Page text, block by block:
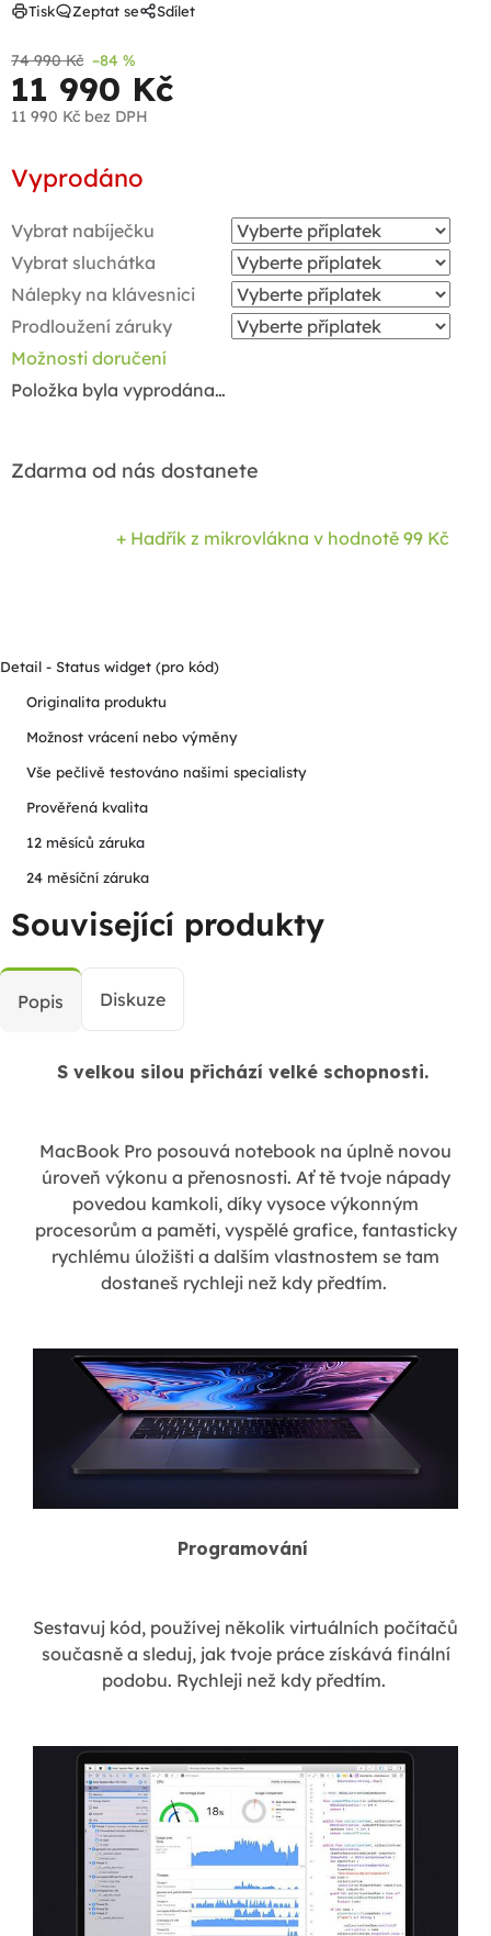
74 990 Kč –84 %
11 990 Kč
11 990 Kč bez DPH
cena:
Vyprodáno
Vybrat nabíječku
Vybrat sluchátka
Nálepky na klávesnici
Prodloužení záruky
Možnosti doručení
Položka byla vyprodána…
Zdarma od nás dostanete
+ Hadřík z mikrovlákna v hodnotě 99 Kč
Tisk Zeptat se Sdílet
Detail - Status widget (pro kód)
Originalita produktu
Možnost vrácení nebo výměny
Vše pečlivě testováno našimi specialisty
Prověřená kvalita
12 měsíců záruka
24 měsíční záruka
Související produkty
Popis Diskuze
S velkou silou přichází velké schopnosti.
MacBook Pro posouvá notebook na úplně novou
úroveň výkonu a přenosnosti. Ať tě tvoje nápady
povedou kamkoli, díky vysoce výkonným
procesorům a paměti, vyspělé grafice, fantasticky
rychlému úložišti a dalším vlastnostem se tam
dostaneš rychleji než kdy předtím.
Programování
Sestavuj kód, používej několik virtuálních počítačů
současně a sleduj, jak tvoje práce získává finální
podobu. Rychleji než kdy předtím.